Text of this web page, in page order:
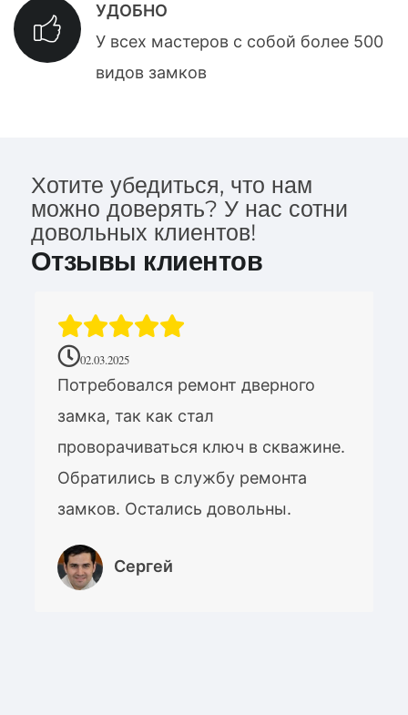
УДОБНО
У всех мастеров с собой более 500
видов замков
Хотите убедиться, что нам
можно доверять? У нас сотни
довольных клиентов!
Отзывы клиентов
02.03.2025
Потребовался ремонт дверного
замка, так как стал
проворачиваться ключ в скважине.
Обратились в службу ремонта
замков. Остались довольны.
Сергей